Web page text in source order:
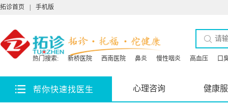
拓诊首页 手机版
热门搜索: 新桥医院 西南医院 鼻炎 慢性咽炎 高血压 口
帮你快速找医生 心理咨询 健康